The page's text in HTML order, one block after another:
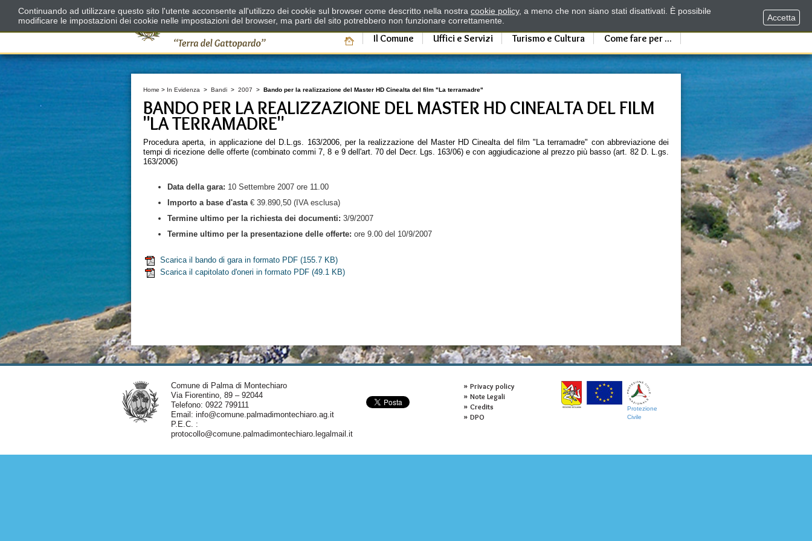
Il Comune Uffici e Servizi Turismo e Cultura Come fare per ...
Home > In Evidenza > Bandi > 2007 > Bando per la realizzazione del Master HD Cinealta del film "La terramadre"
BANDO PER LA REALIZZAZIONE DEL MASTER HD CINEALTA DEL FILM
"LA TERRAMADRE"
Procedura aperta, in applicazione del D.L.gs. 163/2006, per la realizzazione del Master HD Cinealta del film "La terramadre" con abbreviazione dei
tempi di ricezione delle offerte (combinato commi 7, 8 e 9 dell'art. 70 del Decr. Lgs. 163/06) e con aggiudicazione al prezzo più basso (art. 82 D. L.gs.
163/2006)
Data della gara: 10 Settembre 2007 ore 11.00
Importo a base d'asta € 39.890,50 (IVA esclusa)
Termine ultimo per la richiesta dei documenti: 3/9/2007
Termine ultimo per la presentazione delle offerte: ore 9.00 del 10/9/2007
Scarica il bando di gara in formato PDF (155.7 KB)
Scarica il capitolato d'oneri in formato PDF (49.1 KB)
Comune di Palma di Montechiaro
Via Fiorentino, 89 – 92044
Telefono: 0922 799111
Email: info@comune.palmadimontechiaro.ag.it
P.E.C. :
protocollo@comune.palmadimontechiaro.legalmail.it
Privacy policy
Note Legali
Credits
DPO
Protezione
Civile
Continuando ad utilizzare questo sito l'utente acconsente all'utilizzo dei cookie sul browser come descritto nella nostra cookie policy, a meno che non siano stati disattivati. È possibile
modificare le impostazioni dei cookie nelle impostazioni del browser, ma parti del sito potrebbero non funzionare correttamente.
Accetta